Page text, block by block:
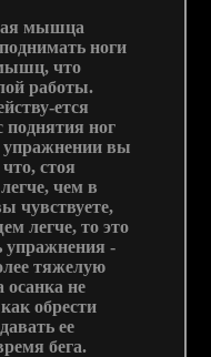
мышца
ноги
что
работы.
ется
ног
упражнении вы
стоя
чем в
чувствуете,
легче, то это
упражнения -
тяжелую
осанка не
обрести
ее
бега.